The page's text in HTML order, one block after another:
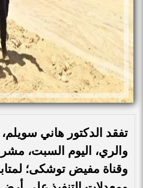
تفقد الدكتور هاني سويلم،
والري، اليوم السبت،
وقناة مفيض توشكى؛